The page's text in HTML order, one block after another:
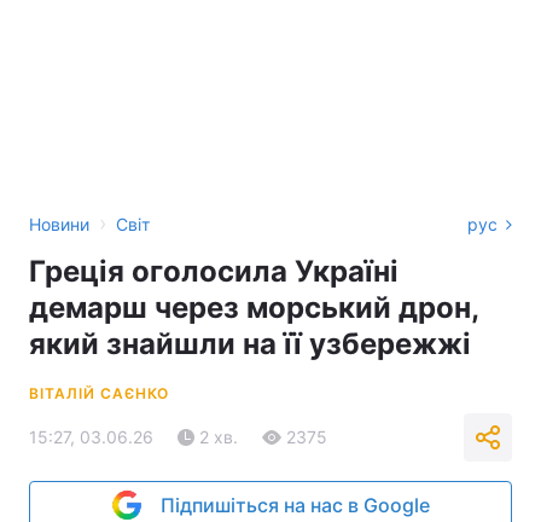
Новини › Світ рус
Греція оголосила Україні
демарш через морський дрон,
який знайшли на її узбережжі
ВІТАЛІЙ САЄНКО
15:27, 03.06.26 2 хв. 2375
Підпишіться на нас в Google